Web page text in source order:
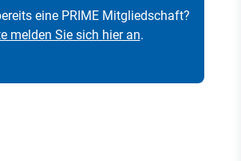
eine PRIME Mitgliedschaft?
melden Sie sich hier an.